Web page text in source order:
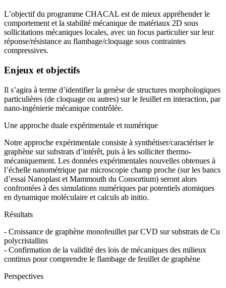
L’objectif du programme CHACAL est de mieux appréhender le
comportement et la stabilité mécanique de matériaux 2D sous
sollicitations mécaniques locales, avec un focus particulier sur leur
réponse/résistance au flambage/cloquage sous contraintes
compressives.
Enjeux et objectifs
Il s’agira à terme d’identifier la genèse de structures morphologiques
particulières (de cloquage ou autres) sur le feuillet en interaction, par
nano-ingénierie mécanique contrôlée.
Une approche duale expérimentale et numérique
Notre approche expérimentale consiste à synthétiser/caractériser le
graphène sur substrats d’intérêt, puis à les solliciter thermo-
mécaniquement. Les données expérimentales nouvelles obtenues à
l’échelle nanométrique par microscopie champ proche (sur les bancs
d’essai Nanoplast et Mammouth du Consortium) seront alors
confrontées à des simulations numériques par potentiels atomiques
en dynamique moléculaire et calculs ab initio.
Résultats
- Croissance de graphène monofeuillet par CVD sur substrats de Cu
polycristallins
- Confirmation de la validité des lois de mécaniques des milieux
continus pour comprendre le flambage de feuillet de graphène
Perspectives